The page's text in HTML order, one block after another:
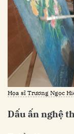
Họa sĩ Trương Ngọc
Dấu ấn nghệ